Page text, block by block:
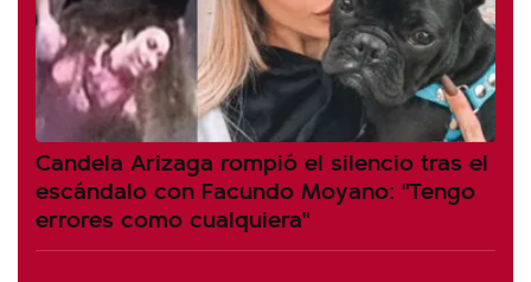
Candela Arizaga rompió el silencio tras el
escándalo con Facundo Moyano: "Tengo
errores como cualquiera"